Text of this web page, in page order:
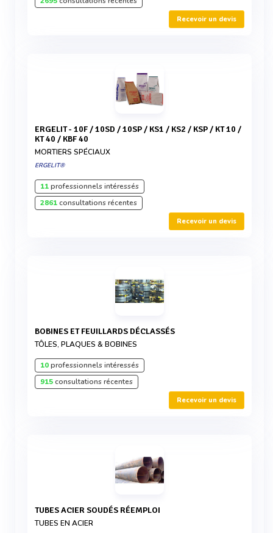
Recevoir un devis
ERGELIT - 10F / 10SD / 10SP / KS1 / KS2 / KSP / KT 10 /
KT 40 / KBF 40
MORTIERS SPÉCIAUX
ERGELIT®
11professionnels intéressés
2861consultations récentes
Recevoir un devis
BOBINES ET FEUILLARDS DÉCLASSÉS
TÔLES, PLAQUES & BOBINES
10professionnels intéressés
915consultations récentes
Recevoir un devis
TUBES ACIER SOUDÉS RÉEMPLOI
TUBES EN ACIER